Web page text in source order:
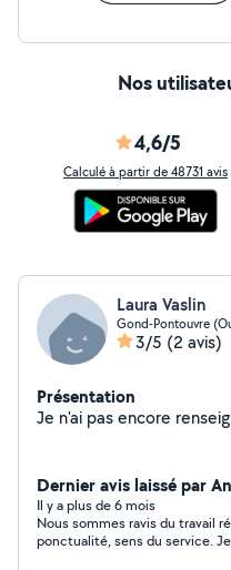
Nos
4,6/5
Calculé à partir de 48731 avis
Laura Vaslin
Gond-Pontouvre
3/5 (2 avis)
Présentation
Dernier avis laissé par
Il y a plus de 6 mois
Nous sommes ravis du travail
ponctualité, sens du service.